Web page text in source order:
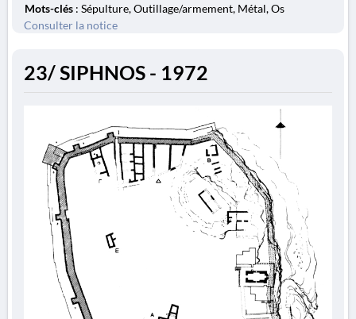
Mots-clés : Sépulture, Outillage/armement, Métal, Os
Consulter la notice
23/ SIPHNOS - 1972